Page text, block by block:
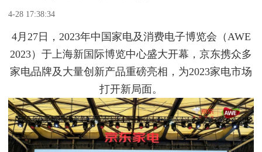
4-28 17:38:34
4月27日，2023年中国家电及消费电子博览会（AWE
2023）于上海新国际博览中心盛大开幕，京东携众多
家电品牌及大量创新产品重磅亮相，为2023家电市场
打开新局面。